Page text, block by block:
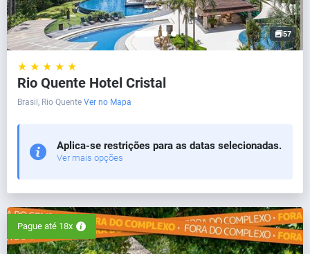
57
★ ★ ★ ★ ★
Rio Quente Hotel Cristal
Brasil, Rio Quente Ver no Mapa
Aplica-se restrições para as datas selecionadas.
Ver mais opções
Pague até 18x